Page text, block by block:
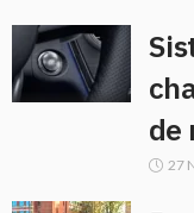
de
27